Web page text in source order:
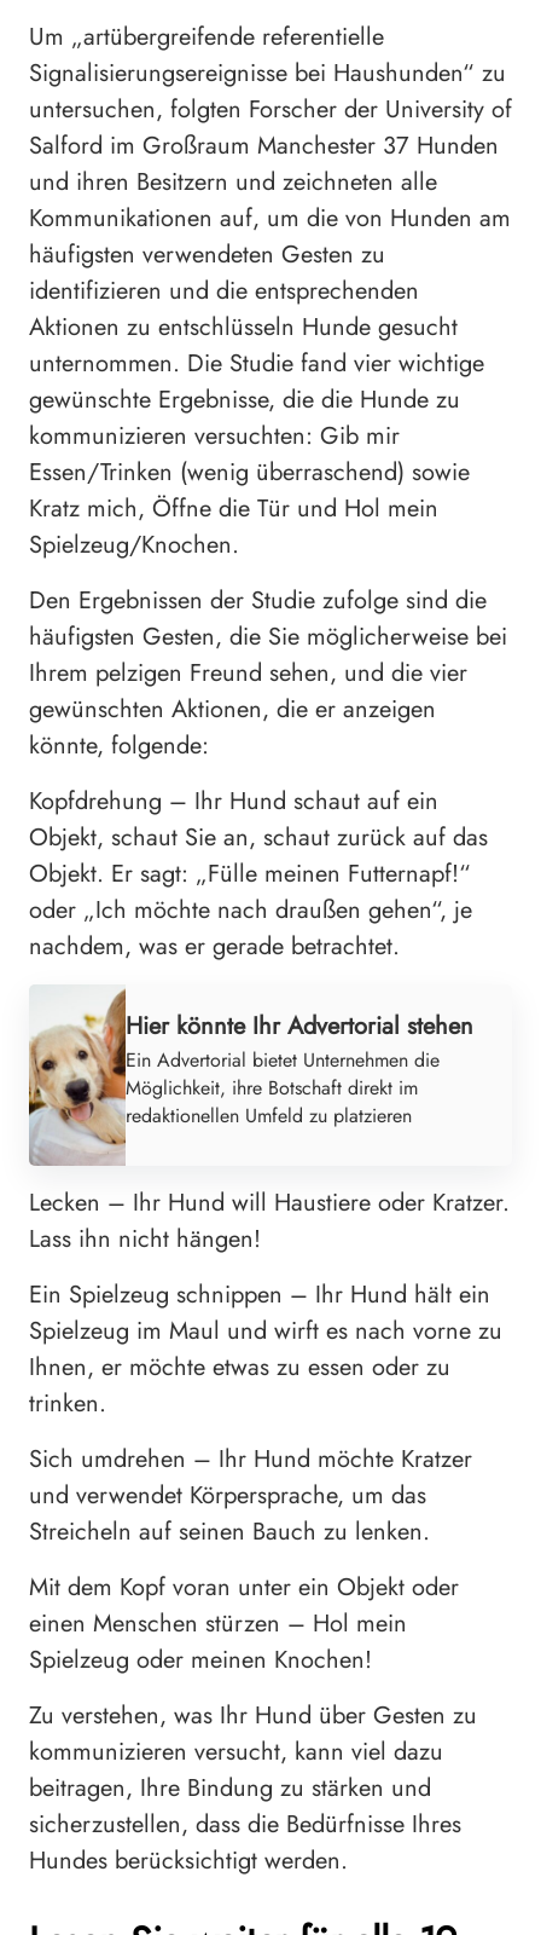
Um „artübergreifende referentielle
Signalisierungsereignisse bei Haushunden“ zu
untersuchen, folgten Forscher der University of
Salford im Großraum Manchester 37 Hunden
und ihren Besitzern und zeichneten alle
Kommunikationen auf, um die von Hunden am
häufigsten verwendeten Gesten zu
identifizieren und die entsprechenden
Aktionen zu entschlüsseln Hunde gesucht
unternommen. Die Studie fand vier wichtige
gewünschte Ergebnisse, die die Hunde zu
kommunizieren versuchten: Gib mir
Essen/Trinken (wenig überraschend) sowie
Kratz mich, Öffne die Tür und Hol mein
Spielzeug/Knochen.
Den Ergebnissen der Studie zufolge sind die
häufigsten Gesten, die Sie möglicherweise bei
Ihrem pelzigen Freund sehen, und die vier
gewünschten Aktionen, die er anzeigen
könnte, folgende:
Kopfdrehung – Ihr Hund schaut auf ein
Objekt, schaut Sie an, schaut zurück auf das
Objekt. Er sagt: „Fülle meinen Futternapf!“
oder „Ich möchte nach draußen gehen“, je
nachdem, was er gerade betrachtet.
Hier könnte Ihr Advertorial stehen
Ein Advertorial bietet Unternehmen die
Möglichkeit, ihre Botschaft direkt im
redaktionellen Umfeld zu platzieren
Lecken – Ihr Hund will Haustiere oder Kratzer.
Lass ihn nicht hängen!
Ein Spielzeug schnippen – Ihr Hund hält ein
Spielzeug im Maul und wirft es nach vorne zu
Ihnen, er möchte etwas zu essen oder zu
trinken.
Sich umdrehen – Ihr Hund möchte Kratzer
und verwendet Körpersprache, um das
Streicheln auf seinen Bauch zu lenken.
Mit dem Kopf voran unter ein Objekt oder
einen Menschen stürzen – Hol mein
Spielzeug oder meinen Knochen!
Zu verstehen, was Ihr Hund über Gesten zu
kommunizieren versucht, kann viel dazu
beitragen, Ihre Bindung zu stärken und
sicherzustellen, dass die Bedürfnisse Ihres
Hundes berücksichtigt werden.